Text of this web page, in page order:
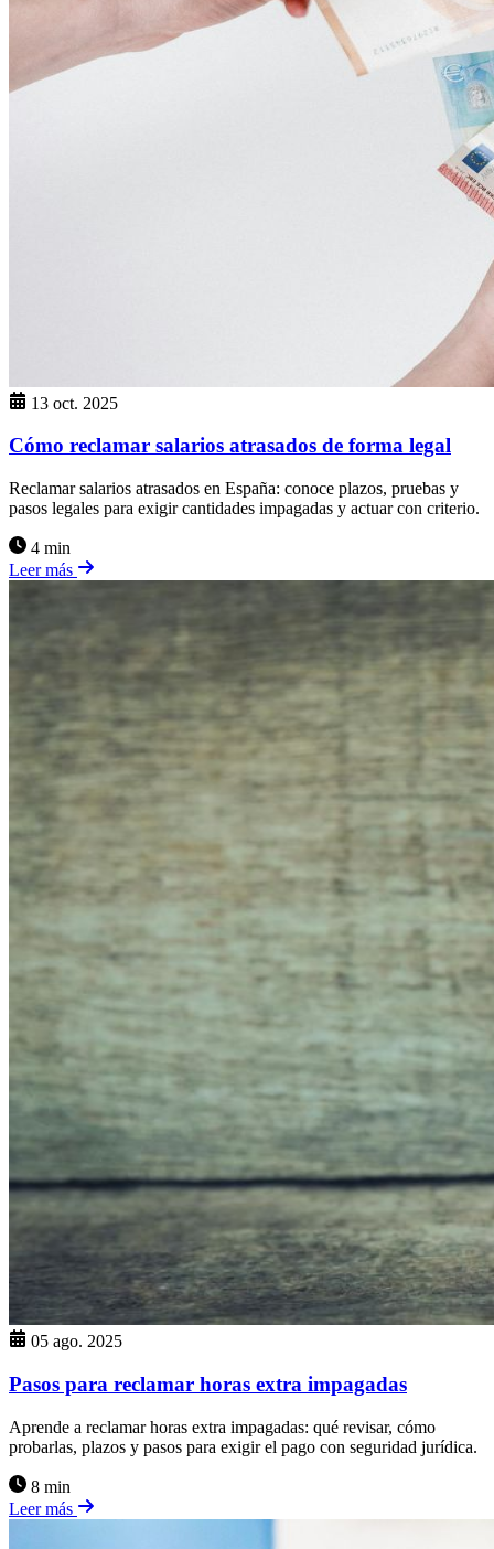
13 oct. 2025
Cómo reclamar salarios atrasados de forma legal
Reclamar salarios atrasados en España: conoce plazos, pruebas y
pasos legales para exigir cantidades impagadas y actuar con criterio.
4 min
Leer más
05 ago. 2025
Pasos para reclamar horas extra impagadas
Aprende a reclamar horas extra impagadas: qué revisar, cómo
probarlas, plazos y pasos para exigir el pago con seguridad jurídica.
8 min
Leer más